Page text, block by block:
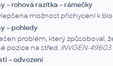
– rohová razítka – rámečky
možnost přichycení k
– pohledy
problém, který způsoboval,
pozice na střed. INVGEN-49603
– odvození